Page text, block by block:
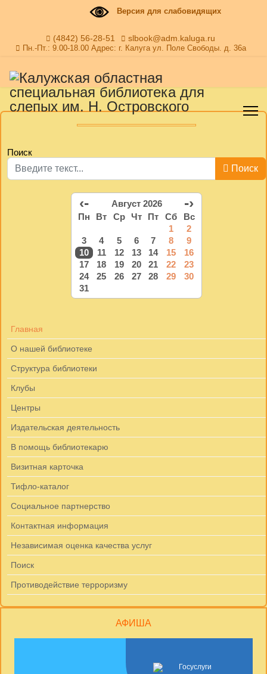
Версия для слабовидящих
(4842) 56-28-51 slbook@adm.kaluga.ru
Пн.-Пт.: 9.00-18.00 Адрес: г. Калуга ул. Поле Свободы. д. 36а
Поиск
Поиск
‹- Август 2026 -›
Пн Вт Ср Чт Пт Сб
Вс
1
2
3
4 5 6 7 8
9
10
11 12 13 14 15
16
17
18 19 20 21 22
23
24
25 26 27 28 29
30
31
Главная
О нашей библиотеке
Структура библиотеки
Клубы
Центры
Издательская деятельность
В помощь библиотекарю
Визитная карточка
Тифло-каталог
Социальное партнерство
Контактная информация
Независимая оценка качества услуг
Поиск
Противодействие терроризму
АФИША